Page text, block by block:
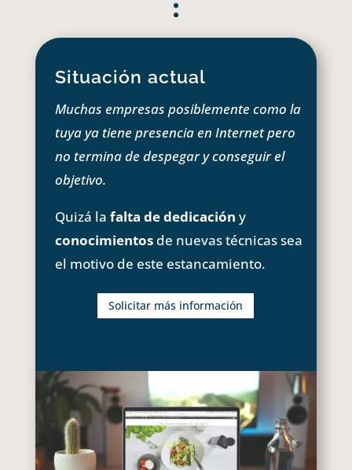
Situación actual
Muchas empresas posiblemente como la
tuya ya tiene presencia en Internet pero
no termina de despegar y conseguir el
objetivo.
Quizá la falta de dedicación y
conocimientosde nuevas técnicas sea
el motivo de este estancamiento.
Solicitar más información